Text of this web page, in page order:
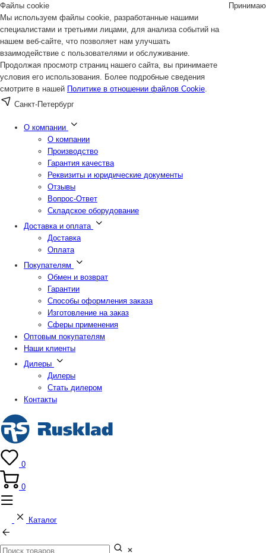
Файлы cookie
Мы используем файлы cookie, разработанные нашими
специалистами и третьими лицами, для анализа событий на
нашем веб-сайте, что позволяет нам улучшать
взаимодействие с пользователями и обслуживание.
Продолжая просмотр страниц нашего сайта, вы принимаете
условия его использования. Более подробные сведения
смотрите в нашей Политике в отношении файлов Cookie.
Принимаю
Санкт-Петербург
О компании
О компании
Производство
Гарантия качества
Реквизиты и юридические документы
Отзывы
Вопрос-Ответ
Складское оборудование
Доставка и оплата
Доставка
Оплата
Покупателям
Обмен и возврат
Гарантии
Способы оформления заказа
Изготовление на заказ
Сферы применения
Оптовым покупателям
Наши клиенты
Дилеры
Дилеры
Стать дилером
Контакты
0
0
Каталог